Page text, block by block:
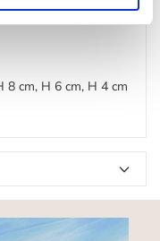
Ø 2,3 cm
8 cm, H 6 cm, H 4 cm